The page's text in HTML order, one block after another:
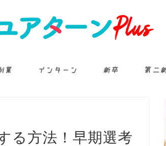
業 インターン 新卒 第二
る方法！早期選考